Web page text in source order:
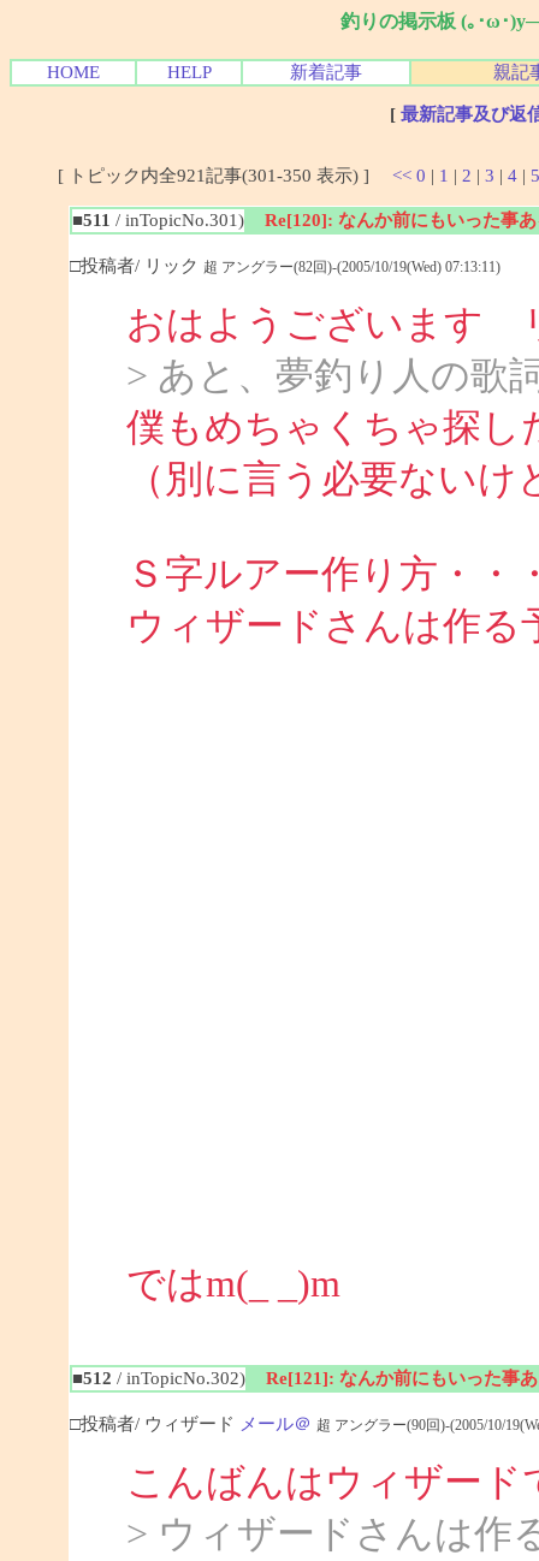
釣りの掲示板 (｡･ω･
HOME HELP 新着記事 親記
[ 最新記事及び返
[ トピック内全921記事(301-350 表示) ] << 0 | 1 | 2 | 3 | 4 | 5
■511 / inTopicNo.301) Re[120]: なんか前にもいった事
□投稿者/ リック 超 アングラー(82回)-(2005/10/19(Wed) 07:13:11)
おはようございます
> あと、夢釣り人の歌
僕もめちゃくちゃ探し
（別に言う必要ないけ
Ｓ字ルアー作り方・・
ウィザードさんは作る
ではm(_ _)m
■512 / inTopicNo.302) Re[121]: なんか前にもいった事
□投稿者/ ウィザード メール＠ 超 アングラー(90回)-(2005/10/
こんばんはウィザード
> ウィザードさんは作